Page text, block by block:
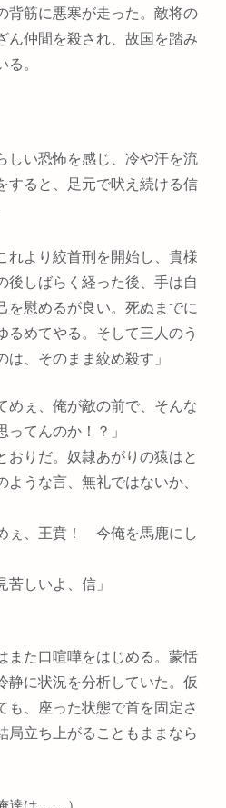
背筋に悪寒が走った。敵将の
ん仲間を殺され、故国を踏み
。
しい恐怖を感じ、冷や汗を流
すると、足元で吠え続ける信
れより絞首刑を開始し、貴様
後しばらく経った後、手は自
を慰めるが良い。死ぬまでに
るめてやる。そして三人のう
、そのまま絞め殺す」
めぇ、俺が敵の前で、そんな
てんのか！？」
おりだ。奴隷あがりの猿はと
うな言、無礼ではないか、
、王賁！ 今俺を馬鹿にし
苦しいよ、信」
また口喧嘩をはじめる。蒙恬
静に状況を分析していた。仮
も、座った状態で首を固定さ
局立ち上がることもままなら